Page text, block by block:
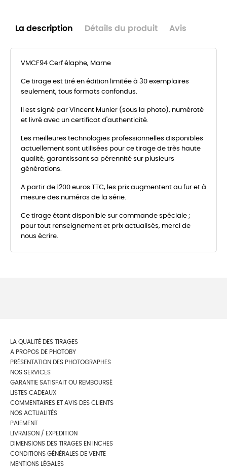
La description Détails du produit Avis
VMCF94 Cerf élaphe, Marne
Ce tirage est tiré en édition limitée à 30 exemplaires
seulement, tous formats confondus.
Il est signé par Vincent Munier (sous la photo), numéroté
et livré avec un certificat d'authenticité.
Les meilleures technologies professionnelles disponibles
actuellement sont utilisées pour ce tirage de très haute
qualité, garantissant sa pérennité sur plusieurs
générations.
A partir de 1200 euros TTC, les prix augmentent au fur et à
mesure des numéros de la série.
Ce tirage étant disponible sur commande spéciale ;
pour tout renseignement et prix actualisés, merci de
nous écrire.
LA QUALITÉ DES TIRAGES
A PROPOS DE PHOTOBY
PRÉSENTATION DES PHOTOGRAPHES
NOS SERVICES
GARANTIE SATISFAIT OU REMBOURSÉ
LISTES CADEAUX
COMMENTAIRES ET AVIS DES CLIENTS
NOS ACTUALITÉS
PAIEMENT
LIVRAISON / EXPEDITION
DIMENSIONS DES TIRAGES EN INCHES
CONDITIONS GÉNÉRALES DE VENTE
MENTIONS LÉGALES